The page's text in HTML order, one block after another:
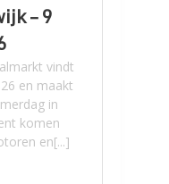
– 9
vindt
en maakt
in
komen
en[...]